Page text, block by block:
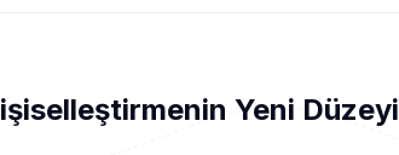
Yeni Düzeyi